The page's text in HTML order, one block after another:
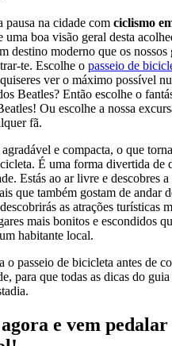
pausa na cidade com ciclismo
uma boa visão geral desta
destino moderno que os nossos
te. Escolhe o passeio de
ver o máximo possível
Beatles? Então escolhe o
Ou escolhe a nossa
fã.
e compacta, o que
É uma forma divertida de
Estás ao ar livre e descobres
que também gostam de andar
as atrações turísticas
mais bonitos e escondidos
habitante local.
passeio de bicicleta antes de
para que todas as dicas do
e vem pedalar